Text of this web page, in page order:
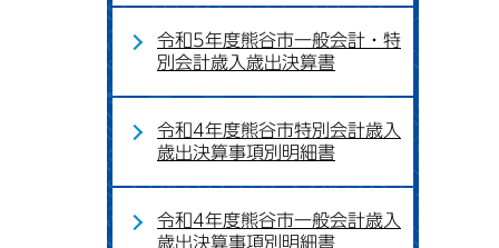
令和5年度熊谷市一般会計・特
別会計歳入歳出決算書
令和4年度熊谷市特別会計歳入
歳出決算事項別明細書
令和4年度熊谷市一般会計歳入
歳出決算事項別明細書